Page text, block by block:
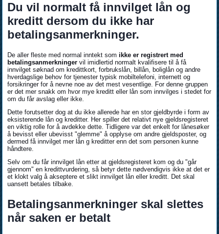
Du vil normalt få innvilget lån og
kreditt dersom du ikke har
betalingsanmerkninger.
De aller fleste med normal inntekt som ikke er registrert med
betalingsanmerkninger vil imidlertid normalt kvalifisere til å få
innvilget søknad om kredittkort, forbrukslån, billån, boliglån og andre
hverdagslige behov for tjenester typisk mobiltelefoni, internett og
forsikringer for å nevne noe av det mest vesentlige. For denne gruppen
er det mer snakk om hvor mye kreditt eller lån som innvilges i stedet for
om du får avslag eller ikke.
Dette forutsetter dog at du ikke allerede har en stor gjeldbyrde i form av
eksisterende lån og kreditter. Her spiller det relativt nye gjeldsregisteret
en viktig rolle for å avdekke dette. Tidligere var det enkelt for lånesøker
å bevisst eller ubevisst "glemme" å opplyse om andre gjeldsposter, og
dermed få innvilget mer lån g kreditter enn det som personen kunne
håndtere.
Selv om du får innvilget lån etter at gjeldsregisteret kom og du "går
gjennom" en kredittvurdering, så betyr dette nødvendigvis ikke at det er
et klokt valg å akseptere et slikt innvilget lån eller kreditt. Det skal
uansett betales tilbake.
Betalingsanmerkninger skal slettes
når saken er betalt